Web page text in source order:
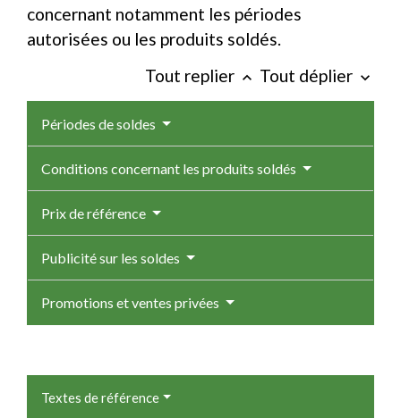
concernant notamment les périodes
autorisées ou les produits soldés.
Tout replier keyboard_arrow_up Tout déplier keyboard_arrow_down
Périodes de soldes
Conditions concernant les produits soldés
Prix de référence
Publicité sur les soldes
Promotions et ventes privées
Textes de référence